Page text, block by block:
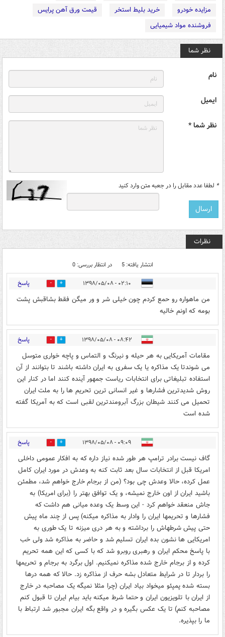
مزایده خودرو
خرید بلیط استخر
قیمت ورق آهن پرایس
فروشنده مواد شیمیایی
نظر شما
نام
ایمیل
نظر شما *
* لطفا عدد مقابل را در جعبه متن وارد کنید
نظرات
انتشار یافته: 5 در انتظار بررسی: 0
۰۲:۱۰ - ۱۳۹۸/۰۵/۰۸ 16 پاسخ
من ماهواره رو حمع کردم چون خیلی شر و ور میگن فقط بشاقبش پشت
بومه که اونم خالیه
۰۸:۴۲ - ۱۳۹۸/۰۵/۰۸ 7 پاسخ
مقامات آمریکایی به هر حیله و نیرنگ و التماس و پاچه خواری متوسل
می شوندتا یک مذاکره یا یک سفری به ایران داشته باشند تا بتوانند از آن
استفاده تبلیغاتی برای انتخابات ریاست جمهور آینده کنند اما در کنار این
روش شدیدترین فشارها و غیر انسانی ترین تحریم ها را به ملت ایران
تحمیل می کنند شیطان بزرگ آبرومندترین لقبی است که به آمریکا گفته
شده است
۰۹:۰۹ - ۱۳۹۸/۰۵/۰۸ 5 پاسخ
گاف نیست برادر ترامپ هر طور شده نیاز داره که به افکار عمومی داخلی
امریکا قبل از انتخابات سال بعد ثابت کنه به وعدش در مورد ایران کامل
عمل کرده، حالا وعدش چی بود؟ (من از برجام خارج خواهم شد، مطمئن
باشید ایران از اون خارج نمیشه، و یک توافق بهتر را (برای امریکا) به
جاش منعقد خواهم کرد - این وسط یک وعده میانی هم داشت که
فشارها و تحریمها ایران را وادار به مذاکره میکنه) پس از چند ماه پیش
حتی پیش شرطهاش را برداشته و به هر دری میزنه تا یک طوری به
امریکایی ها نشون بده ایران تسلیم شد و حاضر به مذاکره شد ولی خب
با پاسخ محکم ایران و رهبری روبرو شد که با کسی که این همه تحریم
کرده و از برجام خارج شده مذاکره نمیکنیم. اول برگرد به برجام و تحریمها
را بردار تا در شرایط متعادل بشه حرف از مذاکره زد. حالا که همه درها
بسته شده پمپئو میخواد بیاد ایران (چرا مثلا نمیگه یک مصاحبه در خارج
از ایران با تلویزیون ایران و حتما شرط میکنه باید بیام ایران تا قبول کنم
مصاحبه کنم) تا یک عکس بگیره و در واقع بگه ایران مجبور شد ارتباط با
ما را بپذیره.